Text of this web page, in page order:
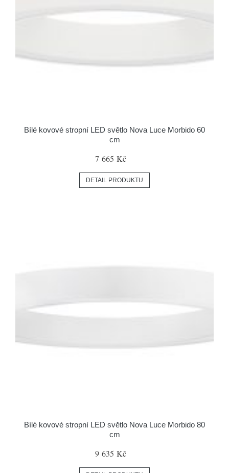
Bílé kovové stropní LED světlo Nova Luce Morbido 60
cm
7 665 Kč
DETAIL PRODUKTU
Bílé kovové stropní LED světlo Nova Luce Morbido 80
cm
9 635 Kč